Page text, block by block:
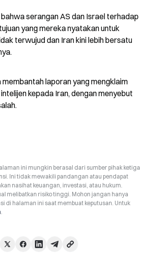
serangan AS dan Israel terhadap
yang mereka nyatakan untuk
terwujud dan Iran kini lebih bersatu
laporan yang mengklaim
kepada Iran, dengan menyebut
ini mungkin berasal dari sumber pihak ketiga
Ini tidak mewakili pandangan atau pendapat
nasihat keuangan, investasi, atau hukum.
melibatkan risiko tinggi. Mohon jangan hanya
di halaman ini saat membuat keputusan. Untuk
.